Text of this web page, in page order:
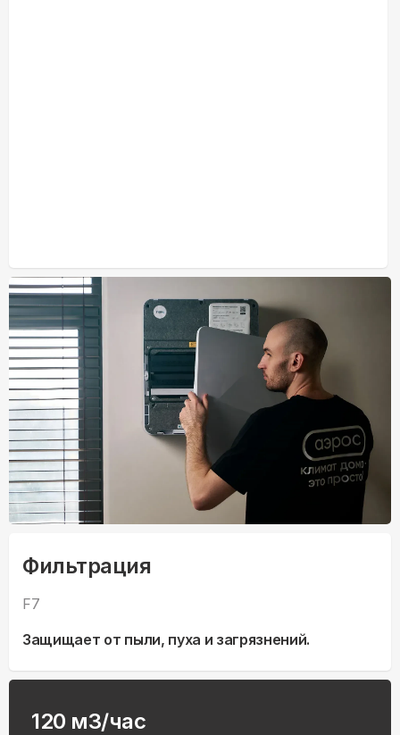
Фильтрация
F7
Защищает от пыли, пуха и загрязнений.
120 м3/час